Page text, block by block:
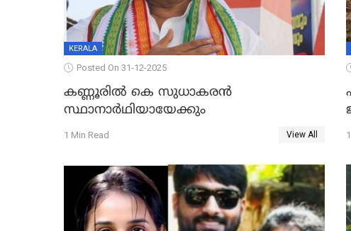
KERALA
Posted On 31-12-2025
കണ്ണൂരിൽ കെ സുധാകരൻ
സ്ഥാനാർഥിയായേക്കും
1 Min Read View All